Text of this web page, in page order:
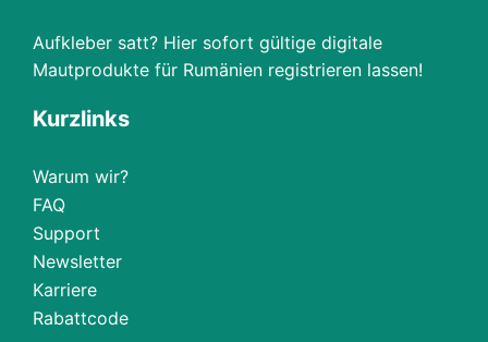
Aufkleber satt? Hier sofort gültige digitale
Mautprodukte für Rumänien registrieren lassen!
Kurzlinks
Warum wir?
FAQ
Support
Newsletter
Karriere
Rabattcode